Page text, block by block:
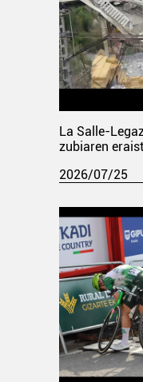
La Salle-
zubiaren
2026/07/25